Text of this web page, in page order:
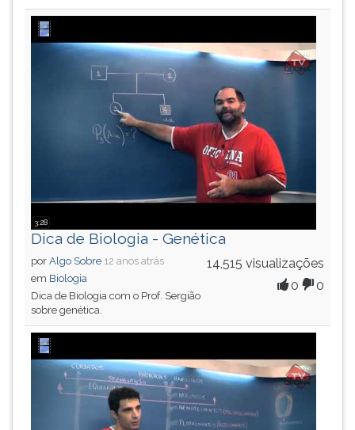
3:28
Dica de Biologia - Genética
14,515 visualizações
0
0
por Algo Sobre 12 anos atrás
em Biologia
Dica de Biologia com o Prof. Sergião
sobre genética.